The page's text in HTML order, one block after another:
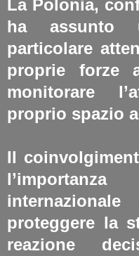
La Polonia,
ha assunto
particolare
proprie forze
monitorare
proprio spazio
Il
proteggere la
reazione